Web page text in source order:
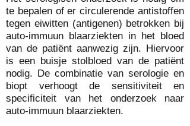
te bepalen of er circulerende antistoffen
tegen eiwitten (antigenen) betrokken bij
auto-immuun blaarziekten in het bloed
van de patiënt aanwezig zijn. Hiervoor
is een buisje stolbloed van de patiënt
nodig. De combinatie van serologie en
biopt verhoogt de sensitiviteit en
specificiteit van het onderzoek naar
auto-immuun blaarziekten.